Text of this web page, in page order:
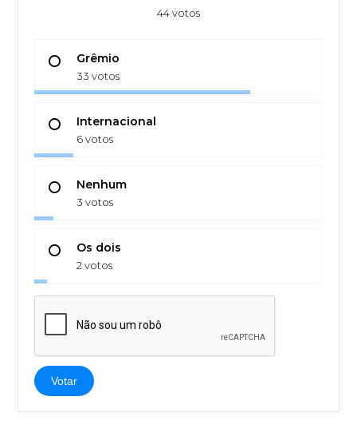
44 votos
Grêmio
33 votos
Internacional
6 votos
Nenhum
3 votos
Os dois
2 votos
Votar